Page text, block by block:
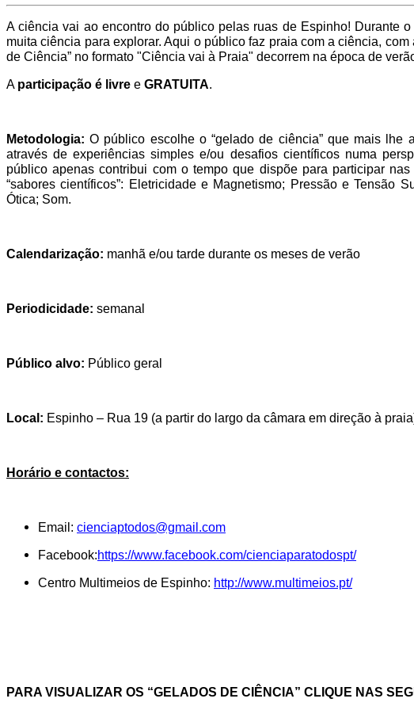
A ciência vai ao encontro do público pelas ruas de Espinho! Durante
muita ciência para explorar. Aqui o público faz praia com a ciência,
de Ciência” no formato "Ciência vai à Praia" decorrem na época de
A participação é livre e GRATUITA.
Metodologia: O público escolhe o “gelado de ciência” que mais lhe
através de experiências simples e/ou desafios científicos numa
público apenas contribui com o tempo que dispõe para participar
“sabores científicos”: Eletricidade e Magnetismo; Pressão e Tensão
Ótica; Som.
Calendarização: manhã e/ou tarde durante os meses de verão
Periodicidade: semanal
Público alvo: Público geral
Local: Espinho – Rua 19 (a partir do largo da câmara em direção à
Horário e contactos:
Email: cienciaptodos@gmail.com
Facebook:https://www.facebook.com/cienciaparatodospt/
Centro Multimeios de Espinho: http://www.multimeios.pt/
PARA VISUALIZAR OS “GELADOS DE CIÊNCIA” CLIQUE NAS